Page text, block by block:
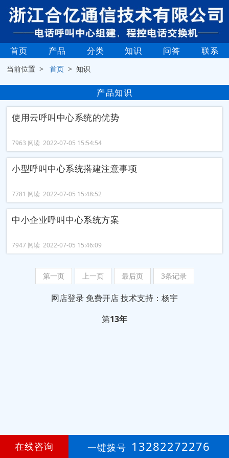
首页 产品 分类 知识 问答 联系
当前位置 >首页 > 知识
产品知识
使用云呼叫中心系统的优势
7963 阅读 2022-07-05 15:54:54
小型呼叫中心系统搭建注意事项
7781 阅读 2022-07-05 15:48:52
中小企业呼叫中心系统方案
7947 阅读 2022-07-05 15:46:09
第一页 上一页 最后页 3条记录
网店登录 免费开店技术支持：杨宇
第13年
在线咨询 一键拨号 13282272276